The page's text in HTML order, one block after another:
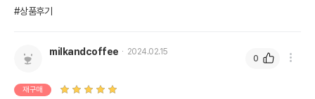
법에 의한 인증,허가 등을
제조국 또는 원산지
제조자,수입품의 경우
#상품후기
milkandcoffee 2024.02.15
재구매
0